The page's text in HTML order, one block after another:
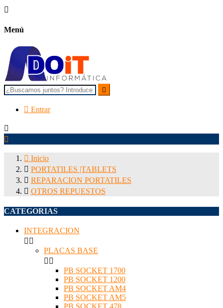

Menú

 Entrar


 Inicio
 PORTATILES |TABLETS
 REPARACION PORTATILES
 OTROS REPUESTOS
CATEGORIAS
INTEGRACION
 
PLACAS BASE
 
PB SOCKET 1700
PB SOCKET 1200
PB SOCKET AM4
PB SOCKET AM5
PB SOCKET 478